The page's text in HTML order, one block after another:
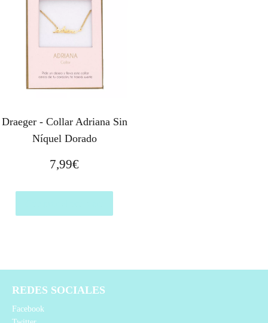
Draeger - Collar Adriana Sin
Níquel Dorado
7,99€
REDES SOCIALES
Facebook